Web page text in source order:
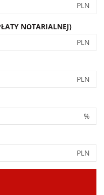
PLN
NOTARIALNEJ)
PLN
PLN
%
PLN